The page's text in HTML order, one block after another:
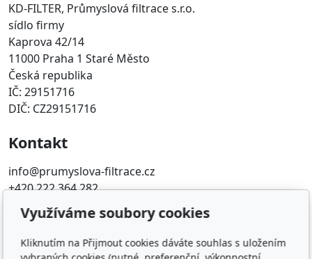
KD-FILTER, Průmyslová filtrace s.r.o.
sídlo firmy
Kaprova 42/14
11000 Praha 1 Staré Město
Česká republika
IČ: 29151716
DIČ: CZ29151716
Kontakt
info@prumyslova-filtrace.cz
+420 222 364 282
Oblíbené odkazy
Katalog filtrů MANN
Využíváme soubory cookies
Kliknutím na Přijmout cookies dáváte souhlas s uložením